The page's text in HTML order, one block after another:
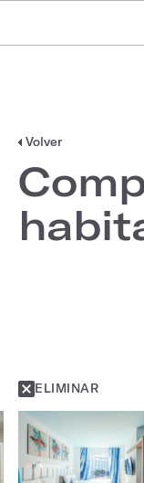
Volver
ELIMINAR